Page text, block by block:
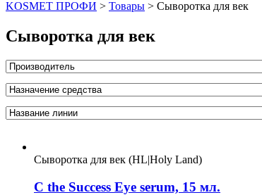
KOSMET ПРОФИ > Товары > Сыворотка для век
Сыворотка для век
Сыворотка для век (HL|Holy Land)
C the Success Eye serum, 15 мл.